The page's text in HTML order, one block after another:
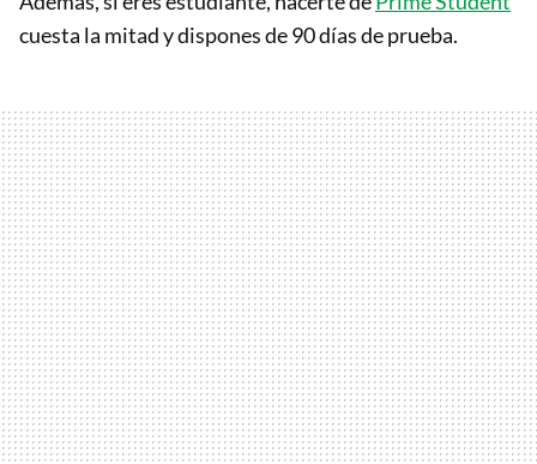
cuesta la mitad y dispones de 90 días de prueba.